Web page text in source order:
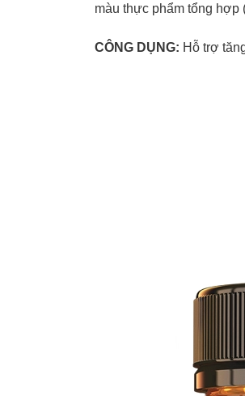
màu thực phẩm tổng hợp
CÔNG DỤNG: Hỗ trợ